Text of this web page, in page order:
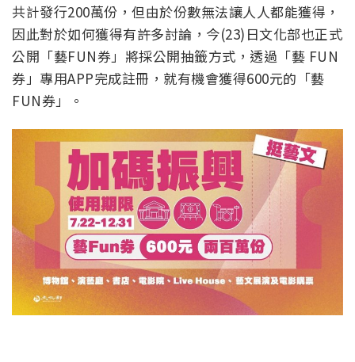
共計發行200萬份，但由於份數無法讓人人都能獲得，
因此對於如何獲得有許多討論，今(23)日文化部也正式
公開「藝FUN券」將採公開抽籤方式，透過「藝 FUN
券」專用APP完成註冊，就有機會獲得600元的「藝
FUN券」。